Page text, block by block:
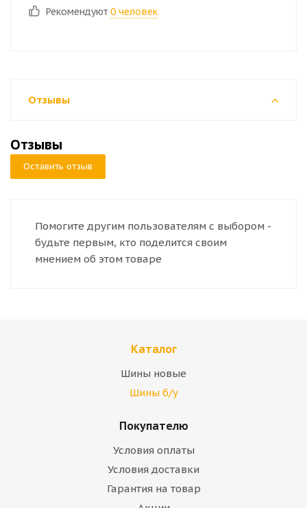
Рекомендуют 0 человек
Отзывы
Отзывы
Оставить отзыв
Помогите другим пользователям с выбором -
будьте первым, кто поделится своим
мнением об этом товаре
Каталог
Шины новые
Шины б/у
Покупателю
Условия оплаты
Условия доставки
Гарантия на товар